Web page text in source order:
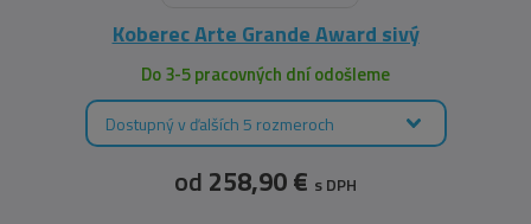
Koberec Arte Grande Award sivý
Do 3-5 pracovných dní odošleme
Dostupný v ďalších 5 rozmeroch
od 258,90 € s DPH